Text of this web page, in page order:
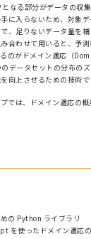
なる部分がデータの収
に入らないため、対象
、足りないデータ量を
合わせて用いると、予
のがドメイン適応（
データセットの分布の
向上させるための技術で
では、ドメイン適応の
の Python ライブラリ
を使ったドメイン適応